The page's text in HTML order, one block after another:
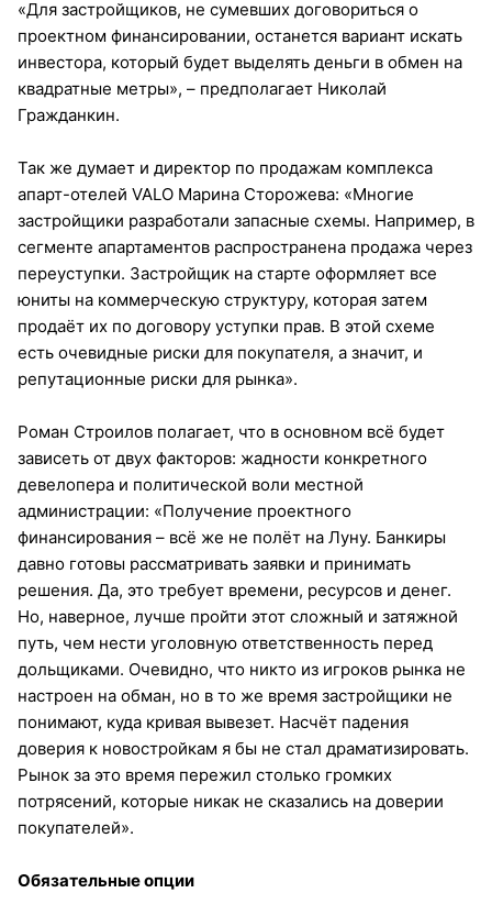
«Для застройщиков, не сумевших договориться о
проектном финансировании, останется вариант искать
инвестора, который будет выделять деньги в обмен на
квадратные метры», – предполагает Николай
Гражданкин.
Так же думает и директор по продажам комплекса
апарт-отелей VALO Марина Сторожева: «Многие
застройщики разработали запасные схемы. Например, в
сегменте апартаментов распространена продажа через
переуступки. Застройщик на старте оформляет все
юниты на коммерческую структуру, которая затем
продаёт их по договору уступки прав. В этой схеме
есть очевидные риски для покупателя, а значит, и
репутационные риски для рынка».
Роман Строилов полагает, что в основном всё будет
зависеть от двух факторов: жадности конкретного
девелопера и политической воли местной
администрации: «Получение проектного
финансирования – всё же не полёт на Луну. Банкиры
давно готовы рассматривать заявки и принимать
решения. Да, это требует времени, ресурсов и денег.
Но, наверное, лучше пройти этот сложный и затяжной
путь, чем нести уголовную ответственность перед
дольщиками. Очевидно, что никто из игроков рынка не
настроен на обман, но в то же время застройщики не
понимают, куда кривая вывезет. Насчёт падения
доверия к новостройкам я бы не стал драматизировать.
Рынок за это время пережил столько громких
потрясений, которые никак не сказались на доверии
покупателей».
Обязательные опции